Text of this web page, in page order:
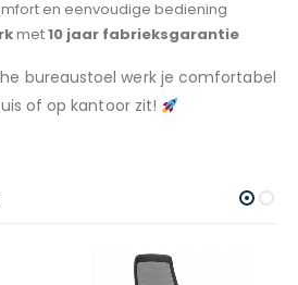
en eenvoudige bediening
met10 jaar fabrieksgarantie
bureaustoel werk je comfortabel
of op kantoor zit!